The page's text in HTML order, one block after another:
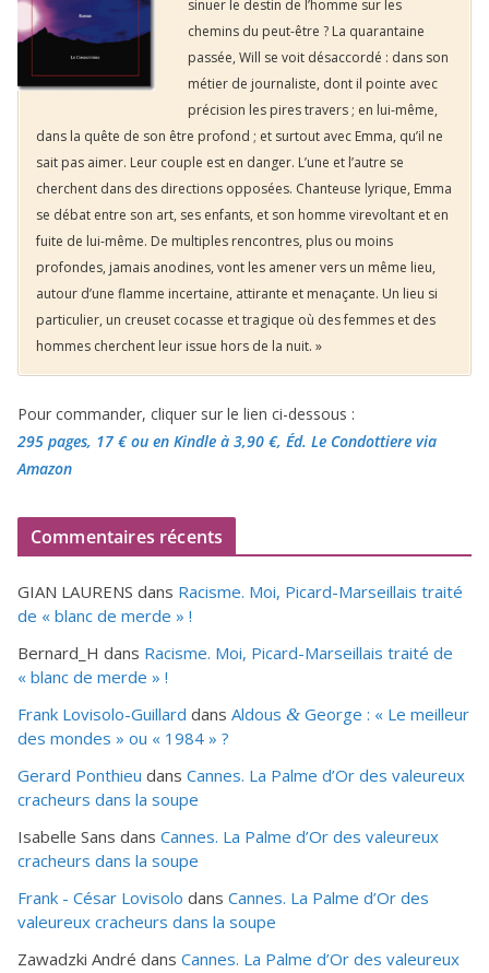
sinuer le destin de l’homme sur les
chemins du peut-être ? La quarantaine
passée, Will se voit désaccordé : dans son
métier de journaliste, dont il pointe avec
précision les pires travers ; en lui-même,
dans la quête de son être profond ; et surtout avec Emma, qu’il ne
sait pas aimer. Leur couple est en danger. L’une et l’autre se
cherchent dans des directions opposées. Chanteuse lyrique, Emma
se débat entre son art, ses enfants, et son homme virevoltant et en
fuite de lui-même. De multiples rencontres, plus ou moins
profondes, jamais anodines, vont les amener vers un même lieu,
autour d’une flamme incertaine, attirante et menaçante. Un lieu si
particulier, un creuset cocasse et tragique où des femmes et des
hommes cherchent leur issue hors de la nuit. »
Pour commander, cliquer sur le lien ci-dessous :
295 pages, 17 €ou en Kindle à 3,90 €, Éd. Le Condottiere via
Amazon
Commentaires récents
GIAN LAURENS dans Racisme. Moi, Picard-Marseillais traité
de « blanc de merde » !
Bernard_H dans Racisme. Moi, Picard-Marseillais traité de
« blanc de merde » !
Frank Lovisolo-Guillard dans Aldous & George : « Le meilleur
des mondes » ou « 1984 » ?
Gerard Ponthieu dans Cannes. La Palme d’Or des valeureux
cracheurs dans la soupe
Isabelle Sans dans Cannes. La Palme d’Or des valeureux
cracheurs dans la soupe
Frank - César Lovisolo dans Cannes. La Palme d’Or des
valeureux cracheurs dans la soupe
Zawadzki André dans Cannes. La Palme d’Or des valeureux